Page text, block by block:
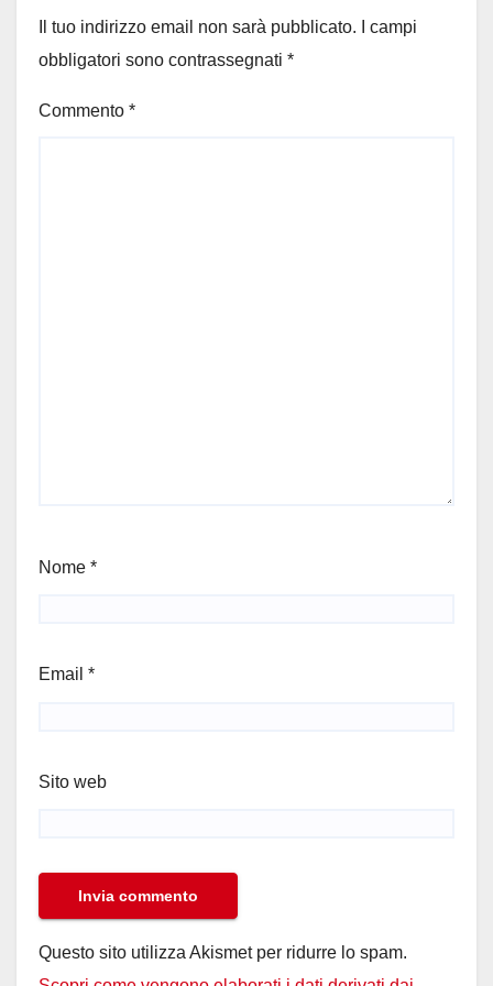
Il tuo indirizzo email non sarà pubblicato.
I campi
obbligatori sono contrassegnati *
Commento *
Nome *
Email *
Sito web
Questo sito utilizza Akismet per ridurre lo spam.